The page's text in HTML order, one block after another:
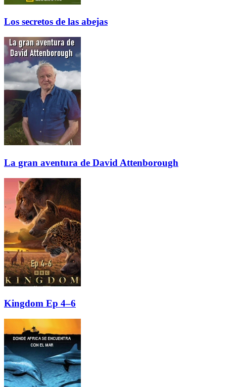
Los secretos de las abejas
La gran aventura de David Attenborough
Kingdom Ep 4–6